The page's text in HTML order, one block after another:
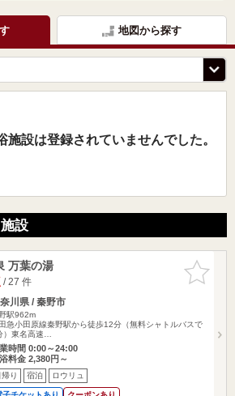
地図から探す
施設は登録されていませんでした。
設
お気に入
りに追加
万葉の湯
/ 27 件
川県 / 秦野市
駅962m
急小田原線秦野駅から徒歩12分（無料シャトルバスで
）東名高速…
時間 0:00～24:00
料金 2,380円～
帰り 宿泊 ロウリュ